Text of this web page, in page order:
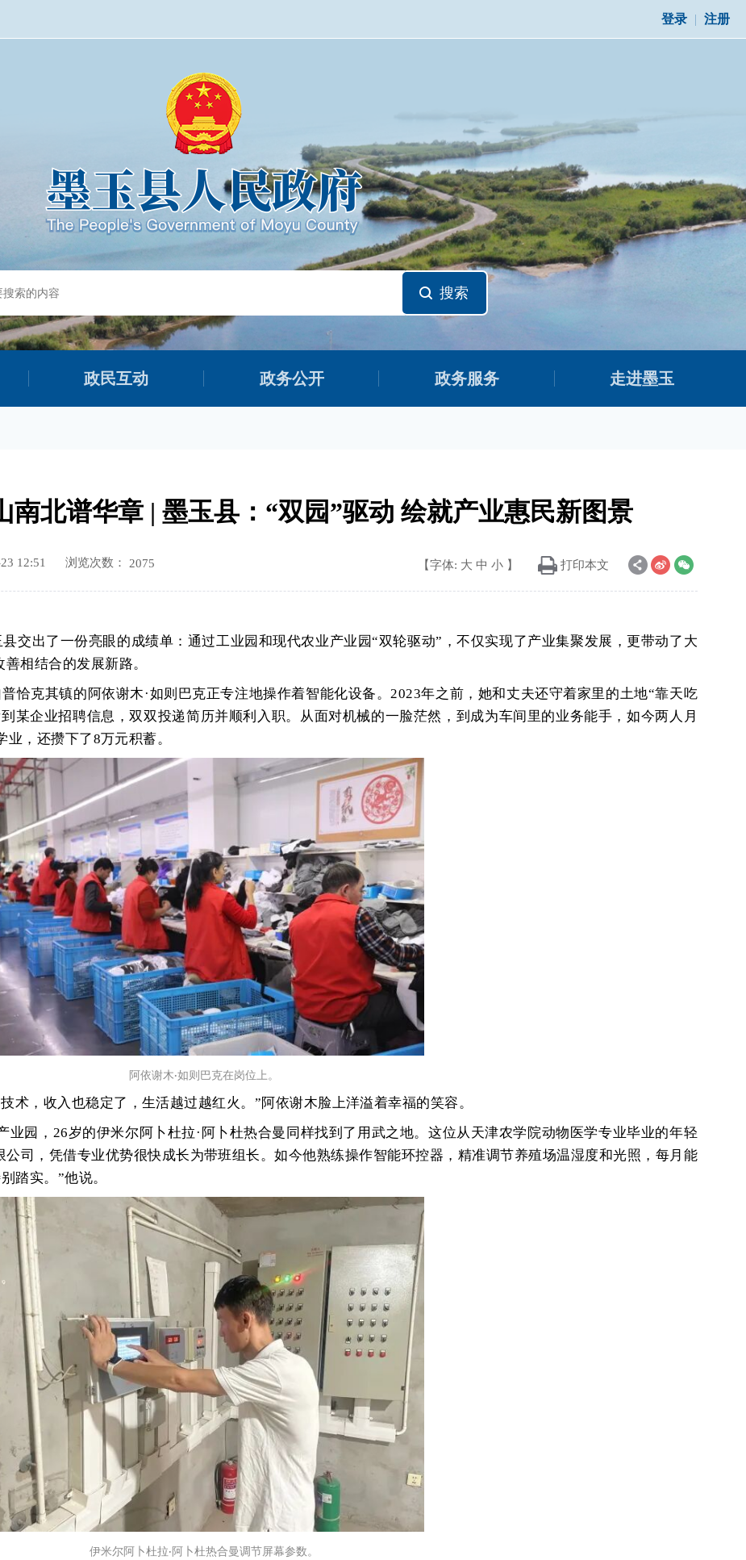
登录 | 注册
搜索
政民互动 政务公开 政务服务 走进墨玉
南北谱华章 | 墨玉县：“双园”驱动 绘就产业惠民新图景
12:51 浏览次数： 2075 【字体: 大 中 小 】 打印本文
交出了一份亮眼的成绩单：通过工业园和现代农业产业园“双轮驱动”，不仅实现了产业集聚发展，更带动了大
相结合的发展新路。
恰克其镇的阿依谢木 ·如则巴克正专注地操作着智能化设备。2023年之前，她和丈夫还守着家里的土地“靠天吃
某企业招聘信息，双双投递简历并顺利入职。从面对机械的一脸茫然，到成为车间里的业务能手，如今两人月
，还攒下了8万元积蓄。
阿依谢木·如则巴克在岗位上。
术，收入也稳定了，生活越过越红火。”阿依谢木脸上洋溢着幸福的笑容。
业园， 26岁的伊米尔阿卜杜拉·阿卜杜热合曼同样找到了用武之地。这位从天津农学院动物医学专业毕业的年轻
司，凭借专业优势很快成长为带班组长。如今他熟练操作智能环控器，精准调节养殖场温湿度和光照，每月能
踏实。”他说。
伊米尔阿卜杜拉· 阿卜杜热合曼调节屏幕参数。